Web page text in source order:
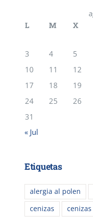
L
M X
3
4 5
10
11 12
17
18 19
24
25 26
31
« Jul
Etiquetas
alergia al polen
cenizas